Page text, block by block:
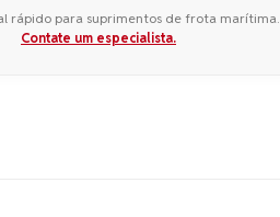
rápido para suprimentos de frota marítima.
Contate um especialista.